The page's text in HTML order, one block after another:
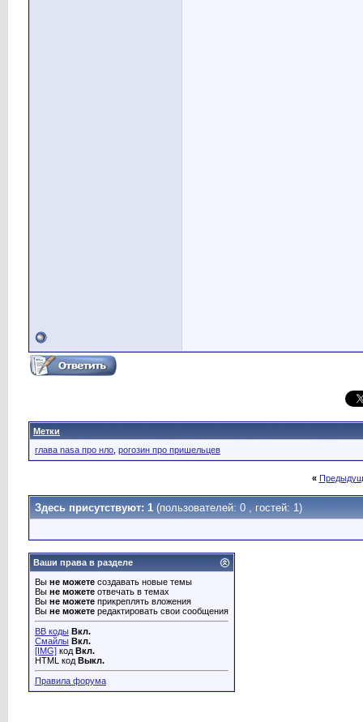
Метки
глава nasa про нло рогозин про пришельцев
«
Здесь присутствуют: 1 (пользователей: 0 , гостей: 1)
Ваши права в разделе
Вы не можете создавать новые темы
Вы не можете отвечать в темах
Вы не можете прикреплять вложения
Вы не можете редактировать свои сообщения
BB коды Вкл.
Смайлы Вкл.
[IMG] код Вкл.
HTML код Выкл.
Правила форума